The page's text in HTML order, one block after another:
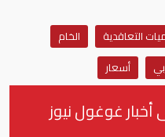
التعاقدية
الخام
أسعار
أخبار غوغول نيوز